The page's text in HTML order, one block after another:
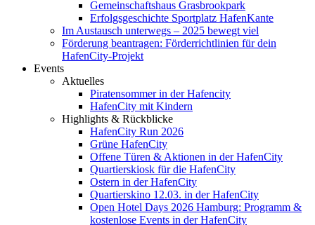
Gemeinschaftshaus Grasbrookpark
Erfolgsgeschichte Sportplatz HafenKante
Im Austausch unterwegs – 2025 bewegt viel
Förderung beantragen: Förderrichtlinien für dein
HafenCity-Projekt
Events
Aktuelles
Piratensommer in der Hafencity
HafenCity mit Kindern
Highlights & Rückblicke
HafenCity Run 2026
Grüne HafenCity
Offene Türen & Aktionen in der HafenCity
Quartierskiosk für die HafenCity
Ostern in der HafenCity
Quartierskino 12.03. in der HafenCity
Open Hotel Days 2026 Hamburg: Programm &
kostenlose Events in der HafenCity